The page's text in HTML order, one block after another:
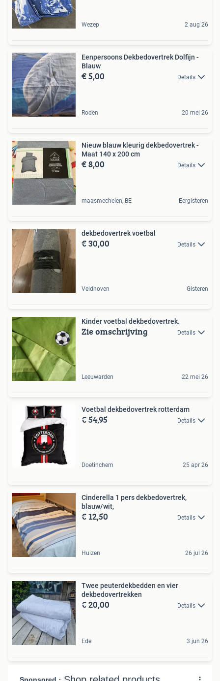
Wezep 2 aug 26
Eenpersoons Dekbedovertrek Dolfijn -
Blauw
€ 5,00 Details
Roden 20 mei 26
Nieuw blauw kleurig dekbedovertrek -
Maat 140 x 200 cm
€ 8,00 Details
maasmechelen, BE Eergisteren
dekbedovertrek voetbal
€ 30,00 Details
Veldhoven Gisteren
Kinder voetbal dekbedovertrek.
Zie omschrijving Details
Leeuwarden 22 mei 26
Voetbal dekbedovertrek rotterdam
€ 54,95 Details
Doetinchem 25 apr 26
Cinderella 1 pers dekbedovertrek,
blauw/wit,
€ 12,50 Details
Huizen 26 jul 26
Twee peuterdekbedden en vier
dekbedovertrekken
€ 20,00 Details
Ede 3 jun 26